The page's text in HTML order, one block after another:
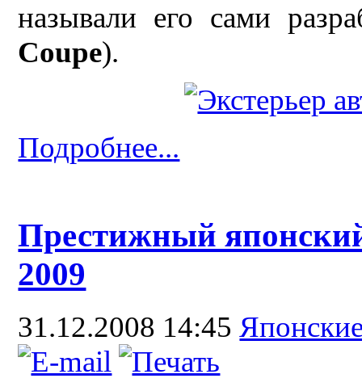
называли его сами
Coupe).
Подробнее...
Престижный
2009
31.12.2008 14:45